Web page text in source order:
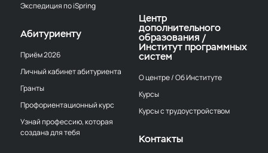
Экспедиция по iSpring
Абитуриенту
Приём 2026
Личный кабинет абитуриента
Гранты
Профориентационный курс
Узнай профессию, которая
создана для тебя
Центр
дополнительного
образования /
Институт программных
систем
О центре / Об Институте
Курсы
Курсы с трудоустройством
Контакты